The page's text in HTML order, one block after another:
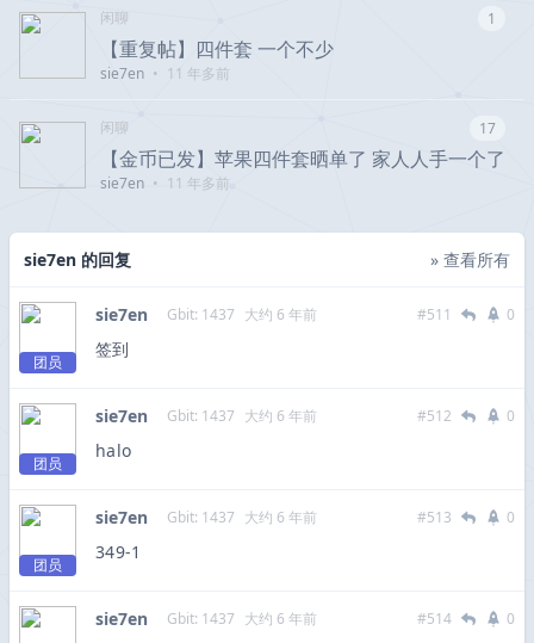
闲聊 1
【重复帖】四件套 一个不少
sie7en • 11 年多前
闲聊 17
【金币已发】苹果四件套晒单了 家人人手一个了
sie7en • 11 年多前
sie7en 的回复 » 查看所有
团员
sie7en Gbit: 1437 大约 6 年前 #511 0
签到
团员
sie7en Gbit: 1437 大约 6 年前 #512 0
halo
团员
sie7en Gbit: 1437 大约 6 年前 #513 0
349-1
sie7en Gbit: 1437 大约 6 年前 #514 0